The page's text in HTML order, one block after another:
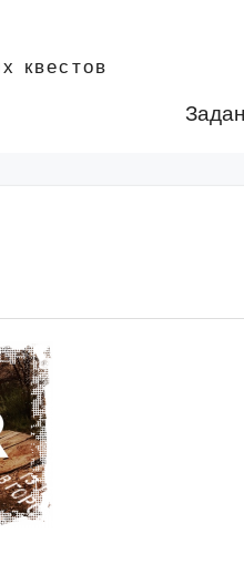
квестов